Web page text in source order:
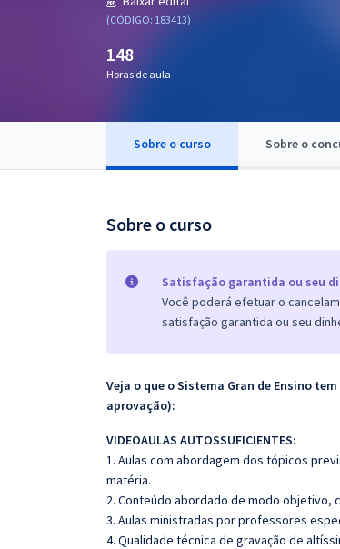
Conteúdo gratuito
(CÓDIGO: 183413)
148
Horas de aula
Sobre o curso Sobre o
Sobre o curso
Satisfação garantida ou seu
Você poderá efetuar o
satisfação garantida ou seu
Veja o que o Sistema Gran de Ensino
aprovação):
VIDEOAULAS AUTOSSUFICIENTES:
1. Aulas com abordagem dos tópicos
matéria.
2. Conteúdo abordado de modo objetivo,
3. Aulas ministradas por professores
4. Qualidade técnica de gravação de